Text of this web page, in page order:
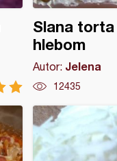
Slana
hlebom
Autor: Jelena
12435